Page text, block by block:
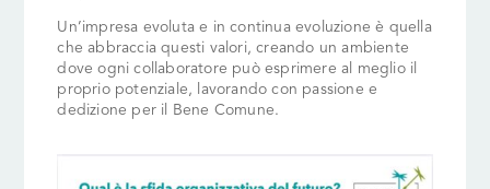
Un’impresa evoluta e in continua evoluzione è quella
che abbraccia questi valori, creando un ambiente
dove ogni collaboratore può esprimere al meglio il
proprio potenziale, lavorando con passione e
dedizione per il Bene Comune.